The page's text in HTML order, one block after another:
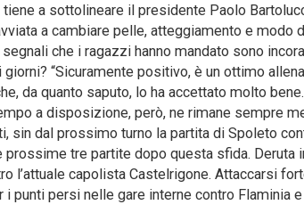
a sottolineare il presidente Paolo
a cambiare pelle, atteggiamento e modo
che i ragazzi hanno mandato sono
“Sicuramente positivo, è un ottimo
da quanto saputo, lo ha accettato molto
a disposizione, però, ne rimane sempre
sin dal prossimo turno la partita di Spoleto
tre partite dopo questa sfida. Deruta
l’attuale capolista Castelrigone. Attaccarsi
i punti persi nelle gare interne contro Flaminia